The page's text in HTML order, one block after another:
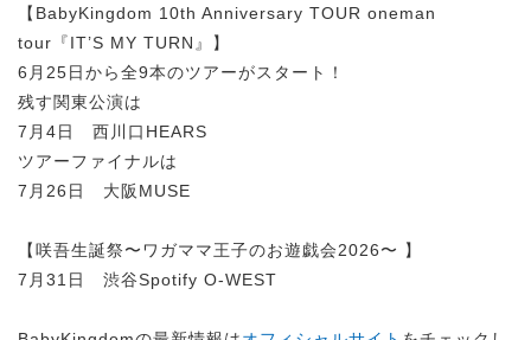
【BabyKingdom 10th Anniversary TOUR oneman
tour『IT’S MY TURN』】
6月25日から全9本のツアーがスタート！
残す関東公演は
7月4日 西川口HEARS
ツアーファイナルは
7月26日 大阪MUSE
【咲吾生誕祭〜ワガママ王子のお遊戯会2026〜 】
7月31日 渋谷Spotify O-WEST